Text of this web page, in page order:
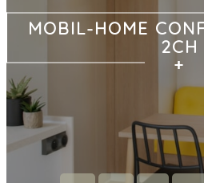
MOBIL-HOME
2CH